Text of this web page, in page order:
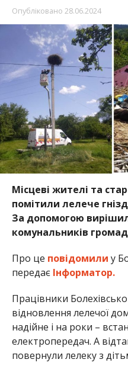
Опубліковано 28.06.2024
Місцеві жителі та
помітили лелече
За допомогою
комунальників
Про це повідомили у
передає Інформатор.
Працівники
відновлення лелечої
надійне і на роки –
електропередач. А
повернули лелеку з